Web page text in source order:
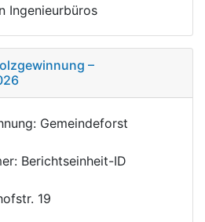
Ingenieurbüros
–
Gemeindeforst
Berichtseinheit-ID
19